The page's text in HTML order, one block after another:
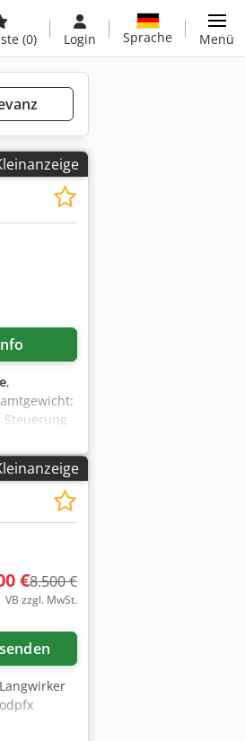
(0) Login Sprache Menü
,
Steuerung
mm,
€8.500 €
VB zzgl. MwSt.